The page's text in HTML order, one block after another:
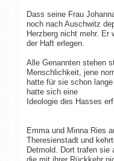
Dass seine Frau
noch nach Auschwitz
Herzberg nicht mehr. Er
der Haft erlegen.
Alle Genannten stehen
Menschlichkeit, jene
hatte für sie schon
hatte sich eine
Ideologie des Hasses
Emma und Minna Ries
Theresienstadt und
Detmold. Dort trafen sie